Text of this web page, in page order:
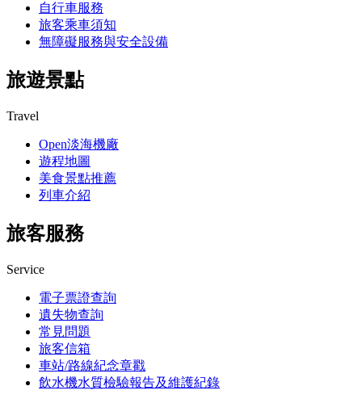
自行車服務
旅客乘車須知
無障礙服務與安全設備
旅遊景點
Travel
Open淡海機廠
遊程地圖
美食景點推薦
列車介紹
旅客服務
Service
電子票證查詢
遺失物查詢
常見問題
旅客信箱
車站/路線紀念章戳
飲水機水質檢驗報告及維護紀錄